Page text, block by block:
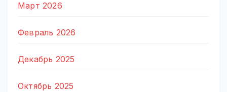
Март 2026
Февраль 2026
Декабрь 2025
Октябрь 2025